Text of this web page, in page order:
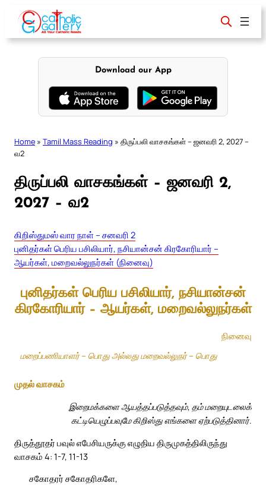
content
Download our App
Home » Tamil Mass Reading » திருப்பலி வாசகங்கள் – ஜனவரி 2, 2027 –
வ2
திருப்பலி வாசகங்கள் – ஜனவரி 2,
2027 – வ2
கிறிஸ்துமஸ் வார நாள் – சனவரி 2
புனிதர்கள் பெரிய பசிலியார், நசியான்சன் கிரகோரியார் –
ஆயர்கள், மறைவல்லுநர்கள் (நினைவு)
புனிதர்கள் பெரிய பசிலியார், நசியான்சன்
கிரகோரியார் – ஆயர்கள், மறைவல்லுநர்கள்
நினைவு
மறைப்பணியாளர் – பொது அல்லது மறைவல்லுநர் – பொது
முதல் வாசகம்
இறைமக்களை ஆயத்தப்படுத்தவும், தம் மறையுடலைக்
கட்டியெழுப்பவுமே கிறிஸ்து எங்களை ஏற்படுத்தினார்.
திருத்தூதர் பவுல் எபேசியருக்கு எழுதிய திருமுகத்திலிருந்து
வாசகம் 4: 1-7, 11-13
சகோதரர் சகோதரிகளே,